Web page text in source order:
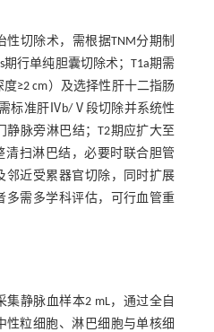
切除术，需根据TNM分期制
行单纯胆囊切除术；T1a期需
≥2 cm）及选择性肝十二指肠
标准肝Ⅳb/Ⅴ段切除并系统性
脉旁淋巴结；T2期应扩大至
扫淋巴结，必要时联合胆管
邻近受累器官切除，同时扩展
多需多学科评估，可行血管重
静脉血样本2 mL，通过全自
性粒细胞、淋巴细胞与单核细